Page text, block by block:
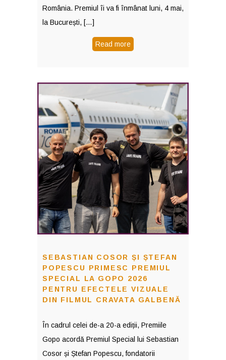
România. Premiul îi va fi înmânat luni, 4 mai,
la București, […]
Read more
SEBASTIAN COSOR ȘI ȘTEFAN
POPESCU PRIMESC PREMIUL
SPECIAL LA GOPO 2026
PENTRU EFECTELE VIZUALE
DIN FILMUL CRAVATA GALBENĂ
În cadrul celei de-a 20-a ediții, Premiile
Gopo acordă Premiul Special lui Sebastian
Cosor și Ștefan Popescu, fondatorii